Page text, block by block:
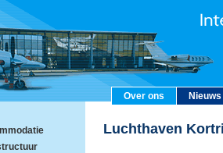
Over ons Nieuws
Luchthaven